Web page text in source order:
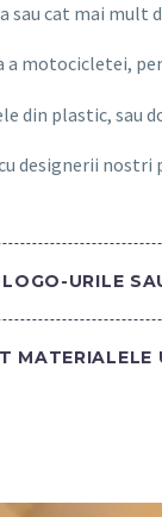
sau cat mai mult
a motocicletei,
din plastic, sau
designerii nostri
URILE